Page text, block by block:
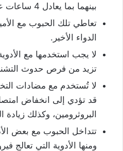
بينهما بما يعادل 4 ساعات على الأقل.
تعاطي تلك الحبوب مع
الدواء الأخير.
لا يجب استخدمها مع
تزيد من فرص حدوث
لا تُستخدم مع مضادات
قد تؤدي إلى انخفاض
البروثرومين، وكذلك
تتداخل الحبوب مع بعض
ومنها الأدوية التي تعالج